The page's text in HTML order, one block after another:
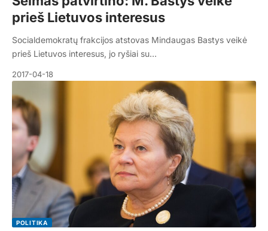
prieš Lietuvos interesus
Socialdemokratų frakcijos atstovas Mindaugas Bastys veikė
prieš Lietuvos interesus, jo ryšiai su…
2017-04-18
POLITIKA